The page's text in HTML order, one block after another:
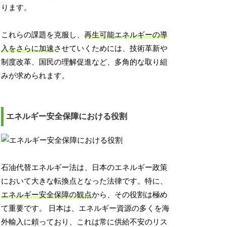
ります。
これらの課題を克服し、再生可能エネルギーの導
入をさらに加速させていくためには、技術革新や
制度改革、国民の理解促進など、多角的な取り組
みが求められます。
エネルギー安全保障における役割
石油代替エネルギー法は、日本のエネルギー政策
において大きな転換点となった法律です。特に、
エネルギー安全保障の観点から、その役割は極め
て重要です。 日本は、エネルギー資源の多くを海
外輸入に頼っており、これは常に供給不安のリス